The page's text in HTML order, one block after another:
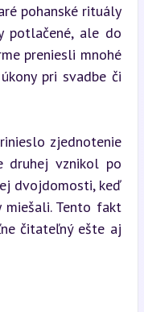
pohanské rituály
potlačené, ale do
preniesli mnohé
pri svadbe či
zjednotenie
druhej vznikol po
dvojdomosti, keď
miešali. Tento fakt
čitateľný ešte aj